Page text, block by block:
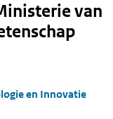
van
en Innovatie